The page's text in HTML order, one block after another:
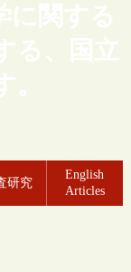
に関する
る、国立
研究
English
Articles